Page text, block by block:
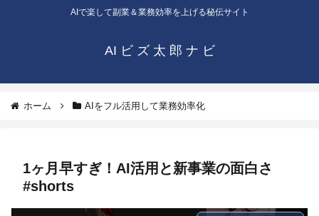
AIで楽して副業＆業務効率を上げる秘伝サイト
AI ビ ズ 太 郎 ナ ビ
ホーム AIをフル活用して業務効率化
1ヶ月早すぎ！AI活用と新事業の面白さ
#shorts